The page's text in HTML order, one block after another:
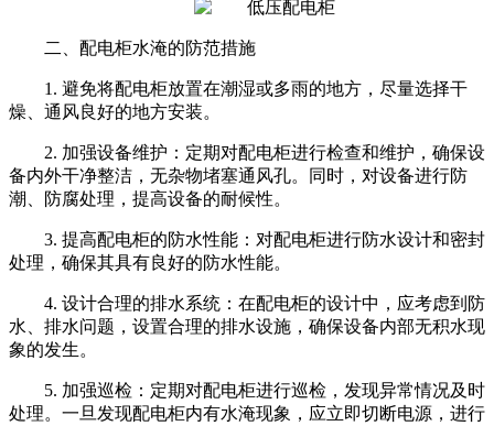
二、配电柜水淹的防范措施
1. 避免将配电柜放置在潮湿或多雨的地方，尽量选择干
燥、通风良好的地方安装。
2. 加强设备维护：定期对配电柜进行检查和维护，确保设
备内外干净整洁，无杂物堵塞通风孔。同时，对设备进行防
潮、防腐处理，提高设备的耐候性。
3. 提高配电柜的防水性能：对配电柜进行防水设计和密封
处理，确保其具有良好的防水性能。
4. 设计合理的排水系统：在配电柜的设计中，应考虑到防
水、排水问题，设置合理的排水设施，确保设备内部无积水现
象的发生。
5. 加强巡检：定期对配电柜进行巡检，发现异常情况及时
处理。一旦发现配电柜内有水淹现象，应立即切断电源，进行